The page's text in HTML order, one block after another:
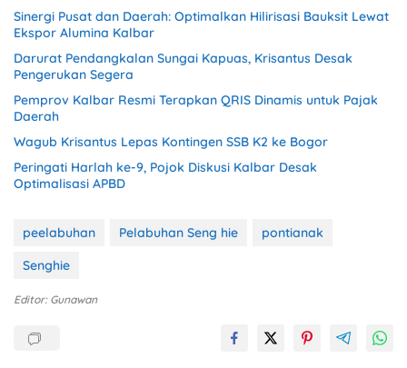
Sinergi Pusat dan Daerah: Optimalkan Hilirisasi Bauksit Lewat
Ekspor Alumina Kalbar
Darurat Pendangkalan Sungai Kapuas, Krisantus Desak
Pengerukan Segera
Pemprov Kalbar Resmi Terapkan QRIS Dinamis untuk Pajak
Daerah
Wagub Krisantus Lepas Kontingen SSB K2 ke Bogor
Peringati Harlah ke-9, Pojok Diskusi Kalbar Desak
Optimalisasi APBD
peelabuhan Pelabuhan Seng hie
pontianak
Senghie
Editor: Gunawan